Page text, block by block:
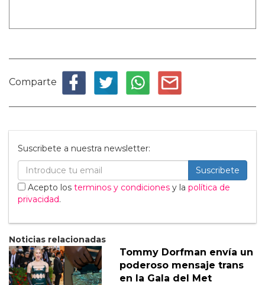
Comparte
Suscribete a nuestra newsletter:
Suscribete
Acepto los terminos y condiciones y la política de
privacidad.
Noticias relacionadas
Tommy Dorfman envía un
poderoso mensaje trans
en la Gala del Met